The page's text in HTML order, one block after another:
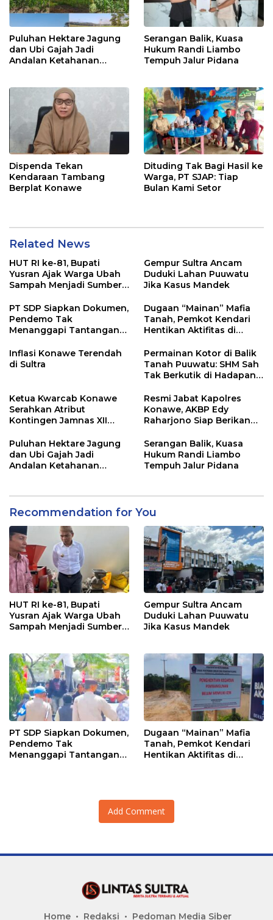
Puluhan Hektare Jagung
dan Ubi Gajah Jadi
Andalan Ketahanan
Serangan Balik, Kuasa
Hukum Randi Liambo
Tempuh Jalur Pidana
Dispenda Tekan
Kendaraan Tambang
Berplat Konawe
Dituding Tak Bagi Hasil ke
Warga, PT SJAP: Tiap
Bulan Kami Setor
Related News
HUT RI ke-81, Bupati
Yusran Ajak Warga Ubah
Sampah Menjadi Sumber
Gempur Sultra Ancam
Duduki Lahan Puuwatu
Jika Kasus Mandek
PT SDP Siapkan Dokumen,
Pendemo Tak
Menanggapi Tantangan
Dugaan “Mainan” Mafia
Tanah, Pemkot Kendari
Hentikan Aktifitas di
Inflasi Konawe Terendah
di Sultra
Permainan Kotor di Balik
Tanah Puuwatu: SHM Sah
Tak Berkutik di Hadapan
Ketua Kwarcab Konawe
Serahkan Atribut
Kontingen Jamnas XII
Resmi Jabat Kapolres
Konawe, AKBP Edy
Raharjono Siap Berikan
Puluhan Hektare Jagung
dan Ubi Gajah Jadi
Andalan Ketahanan
Serangan Balik, Kuasa
Hukum Randi Liambo
Tempuh Jalur Pidana
Recommendation for You
HUT RI ke-81, Bupati
Yusran Ajak Warga Ubah
Sampah Menjadi Sumber
Gempur Sultra Ancam
Duduki Lahan Puuwatu
Jika Kasus Mandek
PT SDP Siapkan Dokumen,
Pendemo Tak
Menanggapi Tantangan
Dugaan “Mainan” Mafia
Tanah, Pemkot Kendari
Hentikan Aktifitas di
Add Comment
Home Redaksi Pedoman Media Siber